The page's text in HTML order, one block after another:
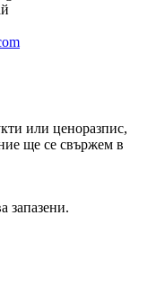
или ценоразпис,
ще се свържем в
запазени.